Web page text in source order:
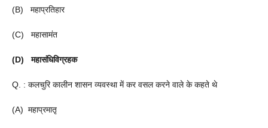
(B) महाप्रतिहार
(C) महासामंत
(D) महासंधिविग्रहक
Q. : कलचुरि कालीन शासन व्यवस्था में कर वसल करने वाले के कहते थे
(A) महाप्रमातृ